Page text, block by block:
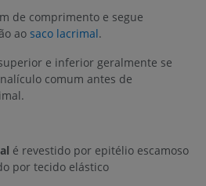
de comprimento e segue
ao saco lacrimal.
e inferior geralmente se
comum antes de
é revestido por epitélio escamoso
por tecido elástico